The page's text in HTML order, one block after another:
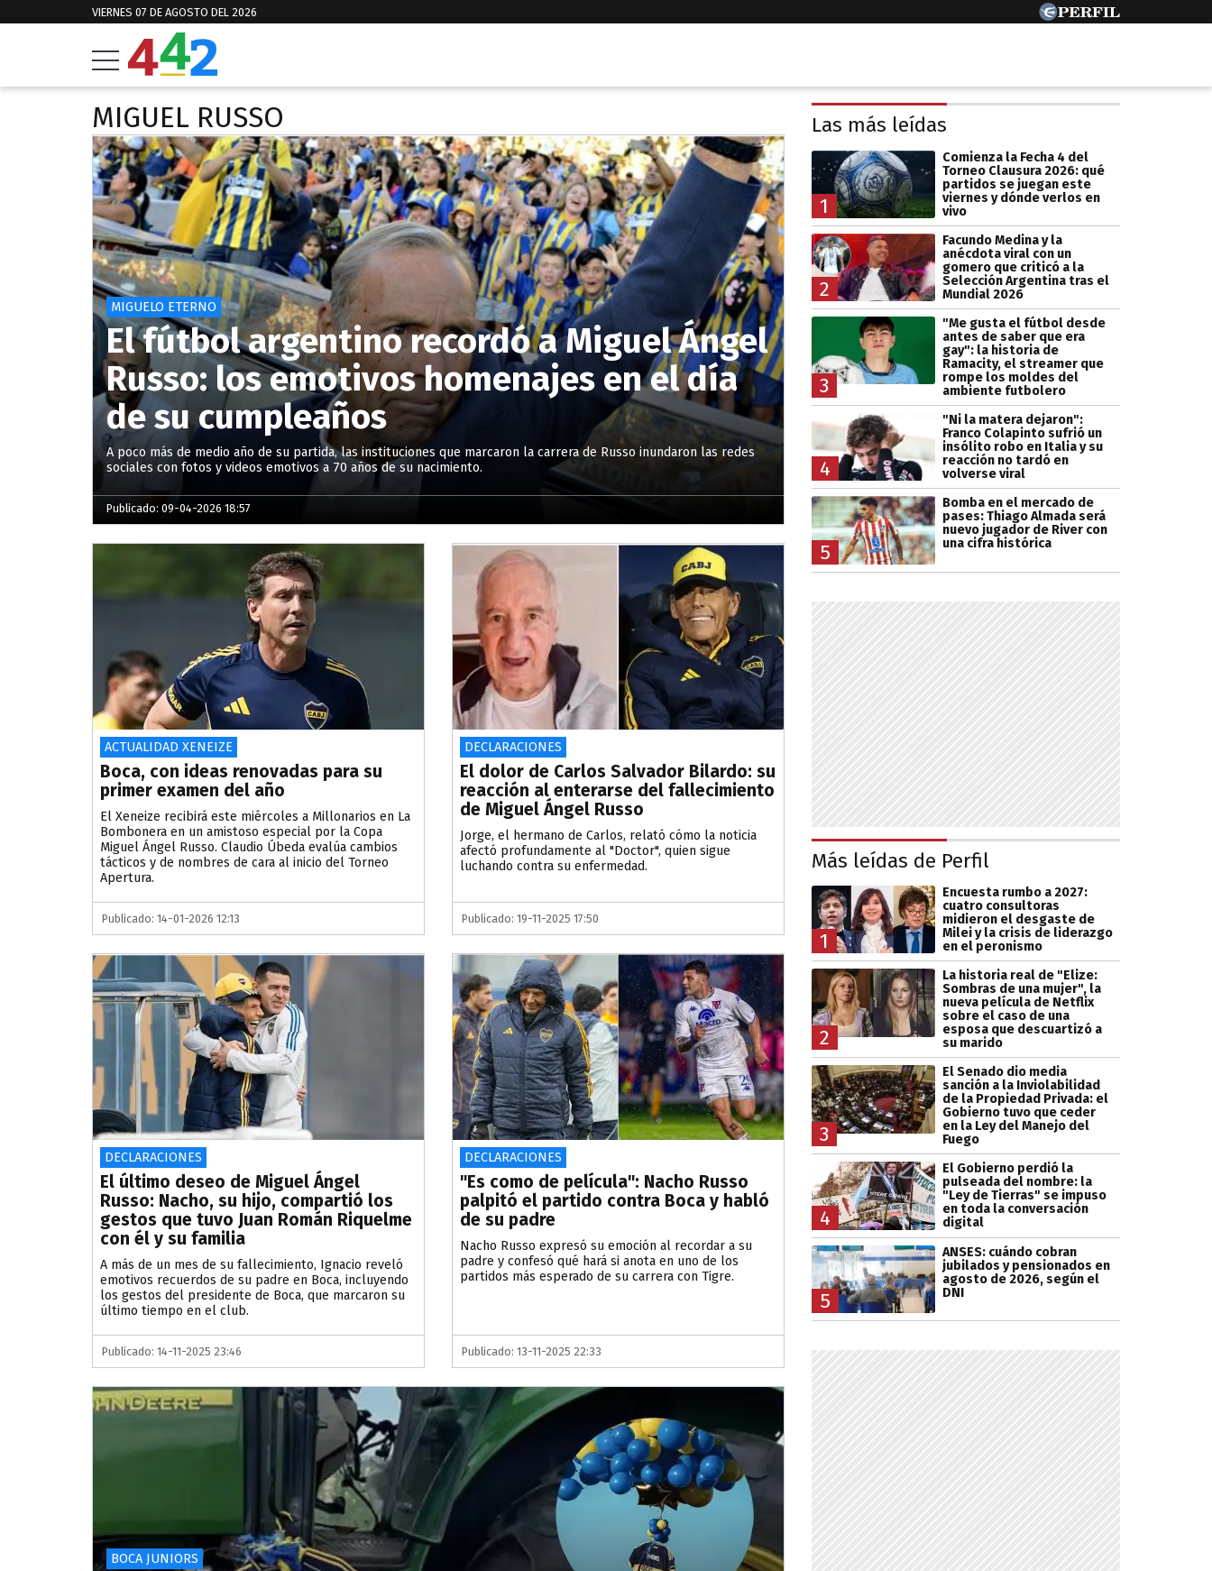
VIERNES 07 DE AGOSTO DEL 2026
MIGUEL RUSSO
MIGUELO ETERNO
El fútbol argentino recordó a Miguel Ángel
Russo: los emotivos homenajes en el día
de su cumpleaños
A poco más de medio año de su partida, las instituciones que marcaron la carrera de Russo inundaron las redes
sociales con fotos y videos emotivos a 70 años de su nacimiento.
Publicado: 09-04-2026 18:57
ACTUALIDAD XENEIZE
Boca, con ideas renovadas para su
primer examen del año
El Xeneize recibirá este miércoles a Millonarios en La
Bombonera en un amistoso especial por la Copa
Miguel Ángel Russo. Claudio Úbeda evalúa cambios
tácticos y de nombres de cara al inicio del Torneo
Apertura.
Publicado: 14-01-2026 12:13
DECLARACIONES
El dolor de Carlos Salvador Bilardo: su
reacción al enterarse del fallecimiento
de Miguel Ángel Russo
Jorge, el hermano de Carlos, relató cómo la noticia
afectó profundamente al "Doctor", quien sigue
luchando contra su enfermedad.
Publicado: 19-11-2025 17:50
DECLARACIONES
El último deseo de Miguel Ángel
Russo: Nacho, su hijo, compartió los
gestos que tuvo Juan Román Riquelme
con él y su familia
A más de un mes de su fallecimiento, Ignacio reveló
emotivos recuerdos de su padre en Boca, incluyendo
los gestos del presidente de Boca, que marcaron su
último tiempo en el club.
Publicado: 14-11-2025 23:46
DECLARACIONES
"Es como de película": Nacho Russo
palpitó el partido contra Boca y habló
de su padre
Nacho Russo expresó su emoción al recordar a su
padre y confesó qué hará si anota en uno de los
partidos más esperado de su carrera con Tigre.
Publicado: 13-11-2025 22:33
BOCA JUNIORS
Las más leídas
1
Comienza la Fecha 4 del
Torneo Clausura 2026: qué
partidos se juegan este
viernes y dónde verlos en
vivo
2
Facundo Medina y la
anécdota viral con un
gomero que criticó a la
Selección Argentina tras el
Mundial 2026
3
"Me gusta el fútbol desde
antes de saber que era
gay": la historia de
Ramacity, el streamer que
rompe los moldes del
ambiente futbolero
4
"Ni la matera dejaron":
Franco Colapinto sufrió un
insólito robo en Italia y su
reacción no tardó en
volverse viral
5
Bomba en el mercado de
pases: Thiago Almada será
nuevo jugador de River con
una cifra histórica
Más leídas de Perfil
1
Encuesta rumbo a 2027:
cuatro consultoras
midieron el desgaste de
Milei y la crisis de liderazgo
en el peronismo
2
La historia real de "Elize:
Sombras de una mujer", la
nueva película de Netflix
sobre el caso de una
esposa que descuartizó a
su marido
3
El Senado dio media
sanción a la Inviolabilidad
de la Propiedad Privada: el
Gobierno tuvo que ceder
en la Ley del Manejo del
Fuego
4
El Gobierno perdió la
pulseada del nombre: la
"Ley de Tierras" se impuso
en toda la conversación
digital
5
ANSES: cuándo cobran
jubilados y pensionados en
agosto de 2026, según el
DNI